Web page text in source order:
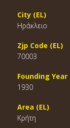
City (EL)
Ηράκλειο
Zjp Code (EL)
70003
Founding Year
1930
Area (EL)
Κρήτη